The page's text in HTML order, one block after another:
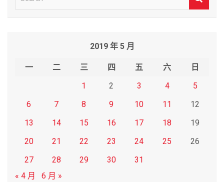
e
2019 年 5 月
一 二 三 四 五 六
日
1
2 3 4
5
6
7 8 9 10 11
12
13
14 15 16 17 18
19
20
21 22 23 24 25
26
27
28 29 30
31
« 4 月
6 月 »